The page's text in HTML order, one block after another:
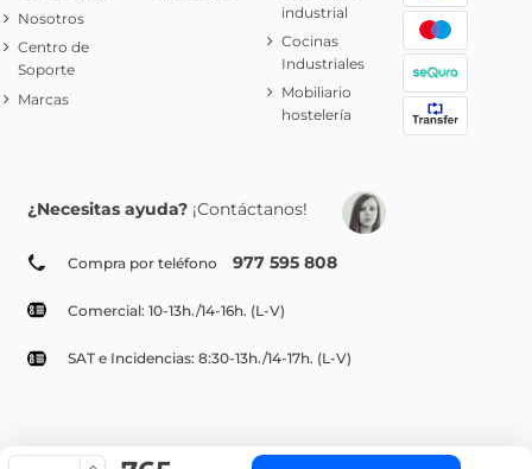
Nosotros
Centro de
Soporte
Marcas
industrial
Cocinas
Industriales
Mobiliario
hostelería
¿Necesitas ayuda? ¡Contáctanos!
Compra por teléfono 977 595 808
Comercial: 10-13h./14-16h. (L-V)
SAT e Incidencias: 8:30-13h./14-17h. (L-V)